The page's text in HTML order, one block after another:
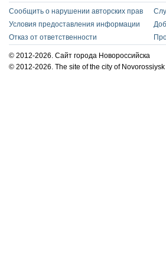
Сообщить о нарушении авторских прав
Условия предоставления информации
Отказ от ответственности
© 2012-2026. Сайт города Новороссийска
© 2012-2026. The site of the city of Novorossiysk